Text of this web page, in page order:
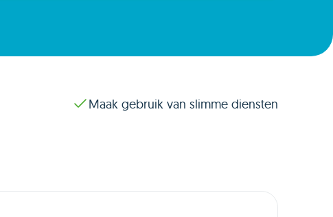
Maak gebruik van slimme diensten